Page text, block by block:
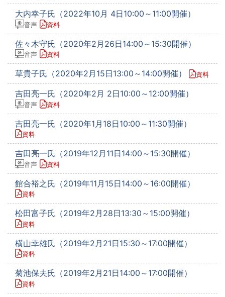
大内幸子氏（2022年10月 4日10:00～11:00開催）
音声 資料
佐々木守氏（2020年2月26日14:00～15:30開催）
音声 資料
草貴子氏（2020年2月15日13:00～14:00開催） 資料
吉田亮一氏（2020年2月 2日10:00～12:00開催）
音声 資料
吉田亮一氏（2020年1月18日10:00～11:30開催）
資料
吉田亮一氏（2019年12月11日14:00～15:30開催）
音声 資料
館合裕之氏（2019年11月15日14:00～16:00開催）
資料
松田富子氏（2019年2月28日13:30～15:00開催）
資料
横山幸雄氏（2019年2月21日15:30～17:00開催）
資料
菊池保夫氏（2019年2月21日14:00～17:00開催）
資料